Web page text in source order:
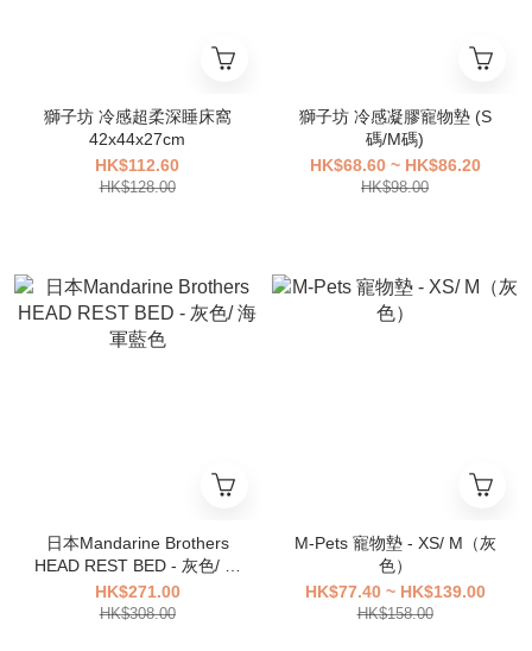
獅子坊 冷感超柔深睡床窩
42x44x27cm
HK$112.60
HK$128.00
獅子坊 冷感凝膠寵物墊 (S
碼/M碼)
HK$68.60 ~ HK$86.20
HK$98.00
日本Mandarine Brothers
HEAD REST BED - 灰色/ 海
軍藍色
HK$271.00
HK$308.00
M-Pets 寵物墊 - XS/ M（灰
色）
HK$77.40 ~ HK$139.00
HK$158.00